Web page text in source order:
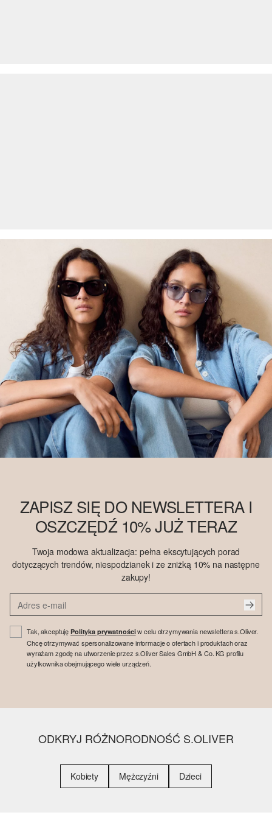
ZAPISZ SIĘ DO NEWSLETTERA I
OSZCZĘDŹ 10% JUŻ TERAZ
Twoja modowa aktualizacja: pełna ekscytujących porad
dotyczących trendów, niespodzianek i ze zniżką 10% na następne
zakupy!
Tak, akceptujęPolityka prywatnościw celu otrzymywania newslettera s.Oliver.
Chcę otrzymywać spersonalizowane informacje o ofertach i produktach oraz
wyrażam zgodę na utworzenie przez s.Oliver Sales GmbH & Co. KG profilu
użytkownika obejmującego wiele urządzeń.
ODKRYJ RÓŻNORODNOŚĆ S.OLIVER
Kobiety Mężczyźni Dzieci